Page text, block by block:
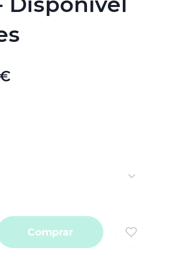
Comprar